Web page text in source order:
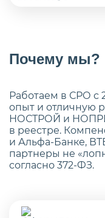
Почему мы?
Работаем в СРО с
опыт и отличную
НОСТРОЙ и
в реестре.
и Альфа-Банке,
партнеры не
согласно 372-ФЗ.